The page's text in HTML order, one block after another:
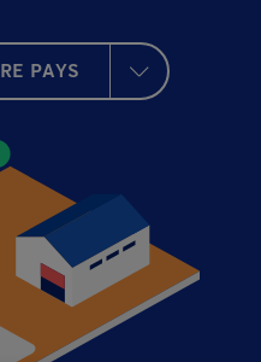
PAYS